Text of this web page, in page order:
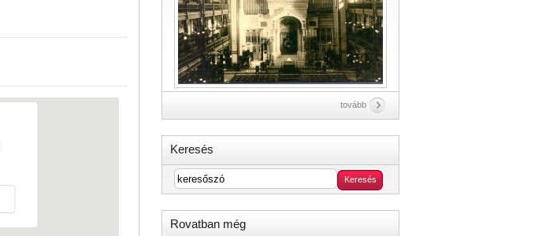
tovább
Keresés
Rovatban még